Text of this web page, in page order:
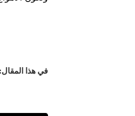
في هذا المقال: